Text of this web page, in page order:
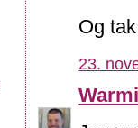
Og
23.